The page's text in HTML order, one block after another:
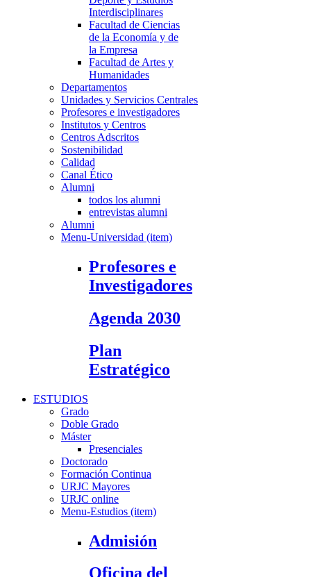
Interdisciplinares
Facultad de Ciencias
de la Economía y de
la Empresa
Facultad de Artes y
Humanidades
Departamentos
Unidades y Servicios Centrales
Profesores e investigadores
Institutos y Centros
Centros Adscritos
Sostenibilidad
Calidad
Canal Ético
Alumni
todos los alumni
entrevistas alumni
Alumni
Menu-Universidad (item)
Profesores e
Investigadores
Agenda 2030
Plan
Estratégico
ESTUDIOS
Grado
Doble Grado
Máster
Presenciales
Doctorado
Formación Continua
URJC Mayores
URJC online
Menu-Estudios (item)
Admisión
Oficina del